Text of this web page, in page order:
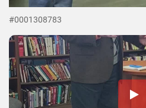
#0001308783